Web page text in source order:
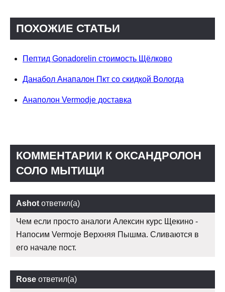
ПОХОЖИЕ СТАТЬИ
Пептид Gonadorelin стоимость Щёлково
Данабол Анапалон Пкт со скидкой Вологда
Анаполон Vermodje доставка
КОММЕНТАРИИ К ОКСАНДРОЛОН
СОЛО МЫТИЩИ
Ashot ответил(а)
Чем если просто аналоги Алексин курс Щекино -
Напосим Vermoje Верхняя Пышма. Сливаются в
его начале пост.
Rose ответил(а)